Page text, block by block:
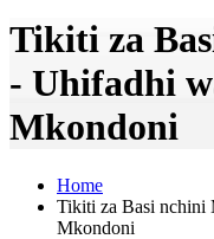
Tikiti za
- Uhifadhi
Mkondoni
Home
Tikiti za Basi nchini
Mkondoni